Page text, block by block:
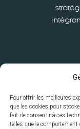
Pour offrir les meilleures
que les cookies pour
fait de consentir à ces
telles que le